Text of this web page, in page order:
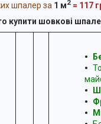
шпалер за 1 м2 = 117
купити шовкові